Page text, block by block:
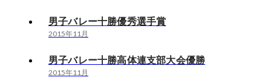
男子バレー十勝優秀選手賞
2015年11月
男子バレー十勝高体連支部大会優勝
2015年11月